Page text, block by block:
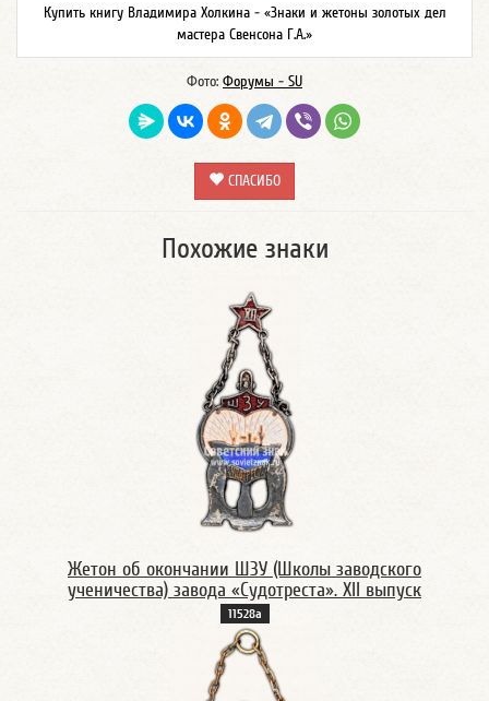
Купить книгу Владимира Холкина - «Знаки и жетоны золотых дел
мастера Свенсона Г.А.»
Фото: Форумы - SU
СПАСИБО
Похожие знаки
Жетон об окончании ШЗУ (Школы заводского
ученичества) завода «Судотреста». XII выпуск
11528а